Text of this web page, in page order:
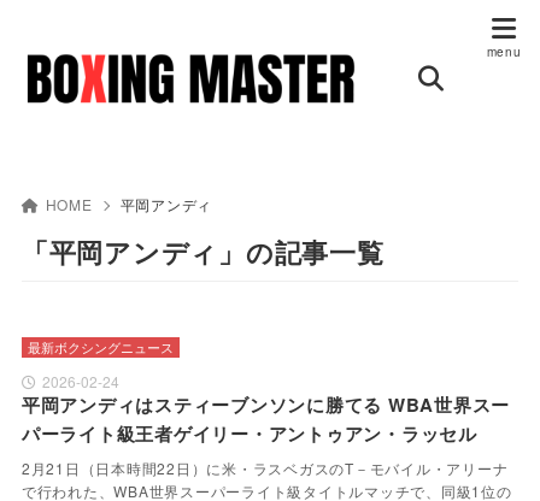
HOME 平岡アンディ
「平岡アンディ」の記事一覧
最新ボクシングニュース
2026-02-24
平岡アンディはスティーブンソンに勝てる WBA世界スー
パーライト級王者ゲイリー・アントゥアン・ラッセル
2月21日（日本時間22日）に米・ラスベガスのT－モバイル・アリーナ
で行われた、WBA世界スーパーライト級タイトルマッチで、同級1位の